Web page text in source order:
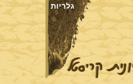
גלריות